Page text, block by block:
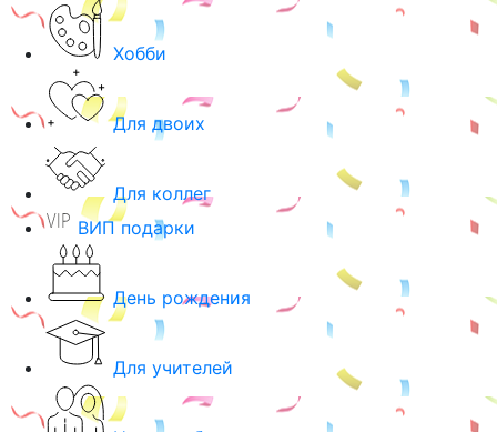
Хобби
Для двоих
Для коллег
ВИП подарки
День рождения
Для учителей